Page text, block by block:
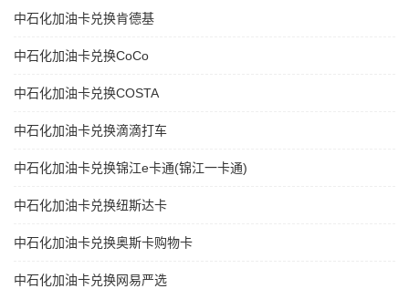
中石化加油卡兑换肯德基
中石化加油卡兑换CoCo
中石化加油卡兑换COSTA
中石化加油卡兑换滴滴打车
中石化加油卡兑换锦江e卡通(锦江一卡通)
中石化加油卡兑换纽斯达卡
中石化加油卡兑换奥斯卡购物卡
中石化加油卡兑换网易严选